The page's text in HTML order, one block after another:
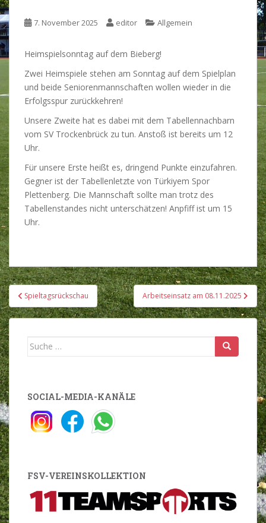
7. November 2025 editor Allgemein
Heimspielsonntag auf dem Bieberg!
Zwei Heimspiele stehen am Sonntag auf dem Spielplan
und beide Seniorenmannschaften wollen wieder in die
Erfolgsspur zurückkehren!
Unsere Zweite hat es dabei mit dem Tabellennachbarn
vom SV Trockenbrück zu tun. Anstoß ist bereits um 12
Uhr.
Für unsere Erste heißt es, dringend Punkte einzufahren.
Gegner ist der Tabellenletzte von Türkiyem Spor
Plettenberg. Die Mannschaft sollte man trotz des
Tabellenstandes nicht unterschätzen! Anpfiff ist um 15
Uhr.
Beitragsnavigation
Spieltagsrückschau Arbeitseinsatz am 08.11.2025
Suche
SOCIAL-MEDIA-KANÄLE
FSV-VEREINSKOLLEKTION